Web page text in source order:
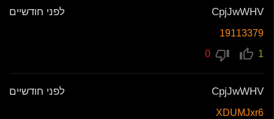
CpjJwWHV לפני חודשיים
19113379
1
CpjJwWHV לפני חודשיים
XDUMJxr6